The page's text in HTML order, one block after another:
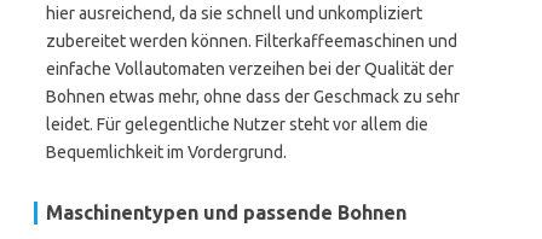
hier ausreichend, da sie schnell und unkompliziert
zubereitet werden können. Filterkaffeemaschinen und
einfache Vollautomaten verzeihen bei der Qualität der
Bohnen etwas mehr, ohne dass der Geschmack zu sehr
leidet. Für gelegentliche Nutzer steht vor allem die
Bequemlichkeit im Vordergrund.
Maschinentypen und passende Bohnen